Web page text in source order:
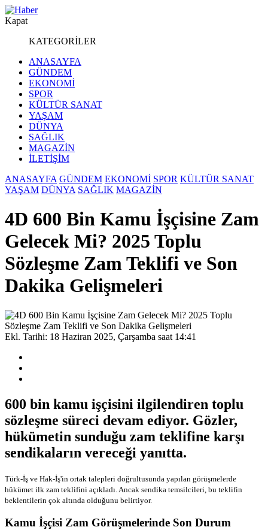
Kapat
KATEGORİLER
ANASAYFA
GÜNDEM
EKONOMİ
SPOR
KÜLTÜR SANAT
YAŞAM
DÜNYA
SAĞLIK
MAGAZİN
İLETİŞİM
ANASAYFA GÜNDEM EKONOMİ SPOR KÜLTÜR SANAT
YAŞAM DÜNYA SAĞLIK MAGAZİN
4D 600 Bin Kamu İşçisine Zam
Gelecek Mi? 2025 Toplu
Sözleşme Zam Teklifi ve Son
Dakika Gelişmeleri
Ekl. Tarihi: 18 Haziran 2025, Çarşamba saat 14:41
600 bin kamu işçisini ilgilendiren toplu
sözleşme süreci devam ediyor. Gözler,
hükümetin sunduğu zam teklifine karşı
sendikaların vereceği yanıtta.
Türk-İş ve Hak-İş'in ortak talepleri doğrultusunda yapılan görüşmelerde
hükümet ilk zam teklifini açıkladı. Ancak sendika temsilcileri, bu teklifin
beklentilerin çok altında olduğunu belirtiyor.
Kamu İşçisi Zam Görüşmelerinde Son Durum